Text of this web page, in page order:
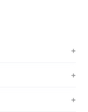
+
+
+